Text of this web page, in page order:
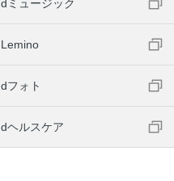
dミュージック
Lemino
dフォト
dヘルスケア